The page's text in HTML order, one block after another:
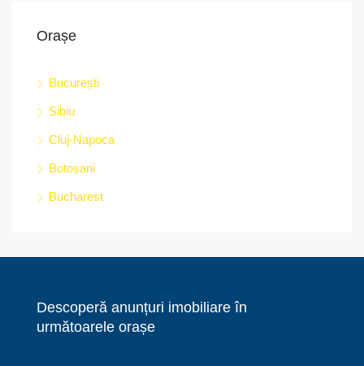
Orașe
București
Sibiu
Cluj-Napoca
Botoșani
Bucharest
Descoperă anunțuri imobiliare în
următoarele orașe